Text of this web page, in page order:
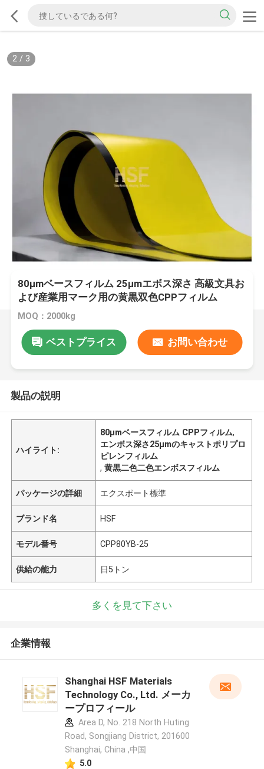
2/ 3
80μmベースフィルム 25μmエボス深さ 高級文具お
よび産業用マーク用の黄黒双色CPPフィルム
MOQ：2000kg
ベストプライス お問い合わせ
製品の説明
ハイライト:
80μmベースフィルム CPPフィルム,
エンボス深さ25μmのキャストポリプロ
ピレンフィルム
,黄黒二色二色エンボスフィルム
パッケージの詳細 エクスポート標準
ブランド名 HSF
モデル番号 CPP80YB-25
供給の能力 日5トン
多くを見て下さい
企業情報
Shanghai HSF Materials
Technology Co., Ltd. メーカ
ープロフィール
Area D, No. 218 North Huting
Road, Songjiang District, 201600
Shanghai, China ,中国
5.0